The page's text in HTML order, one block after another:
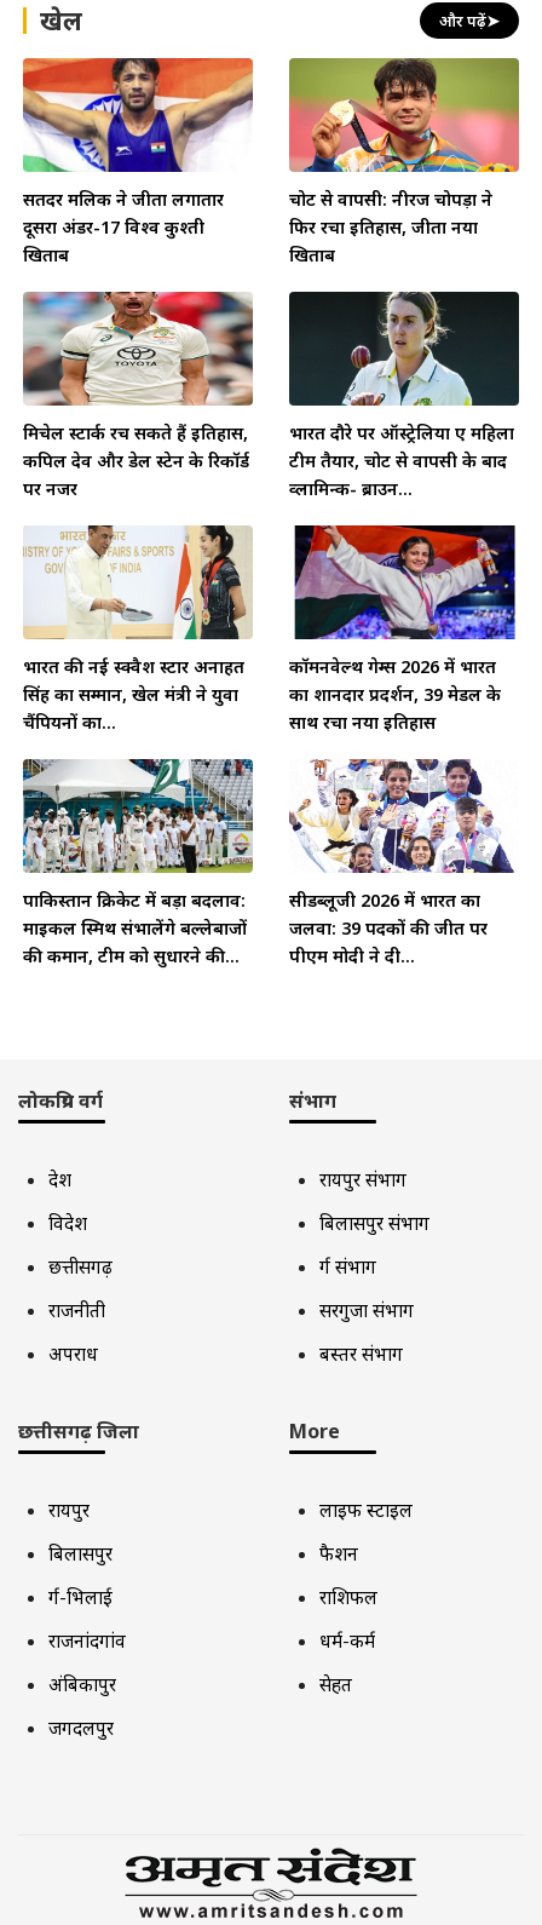
खेल और पढ़ें➤
सतिंदर मलिक ने जीता लगातार
दूसरा अंडर-17 विश्व कुश्ती
खिताब
चोट से वापसी: नीरज चोपड़ा ने
फिर रचा इतिहास, जीता नया
खिताब
मिचेल स्टार्क रच सकते हैं इतिहास,
कपिल देव और डेल स्टेन के रिकॉर्ड
पर नजर
भारत दौरे पर ऑस्ट्रेलिया ए महिला
टीम तैयार, चोट से वापसी के बाद
व्लामिन्क- ब्राउन...
भारत की नई स्क्वैश स्टार अनाहत
सिंह का सम्मान, खेल मंत्री ने युवा
चैंपियनों का...
कॉमनवेल्थ गेम्स 2026 में भारत
का शानदार प्रदर्शन, 39 मेडल के
साथ रचा नया इतिहास
पाकिस्तान क्रिकेट में बड़ा बदलाव:
माइकल स्मिथ संभालेंगे बल्लेबाजों
की कमान, टीम को सुधारने की...
सीडब्लूजी 2026 में भारत का
जलवा: 39 पदकों की जीत पर
पीएम मोदी ने दी...
लोकप्रिय वर्ग
देश
विदेश
छत्तीसगढ़
राजनीती
अपराध
संभाग
रायपुर संभाग
बिलासपुर संभाग
दुर्ग संभाग
सरगुजा संभाग
बस्तर संभाग
छत्तीसगढ़ जिला
रायपुर
बिलासपुर
दुर्ग-भिलाई
राजनांदगांव
अंबिकापुर
जगदलपुर
More
लाइफ स्टाइल
फैशन
राशिफल
धर्म-कर्म
सेहत